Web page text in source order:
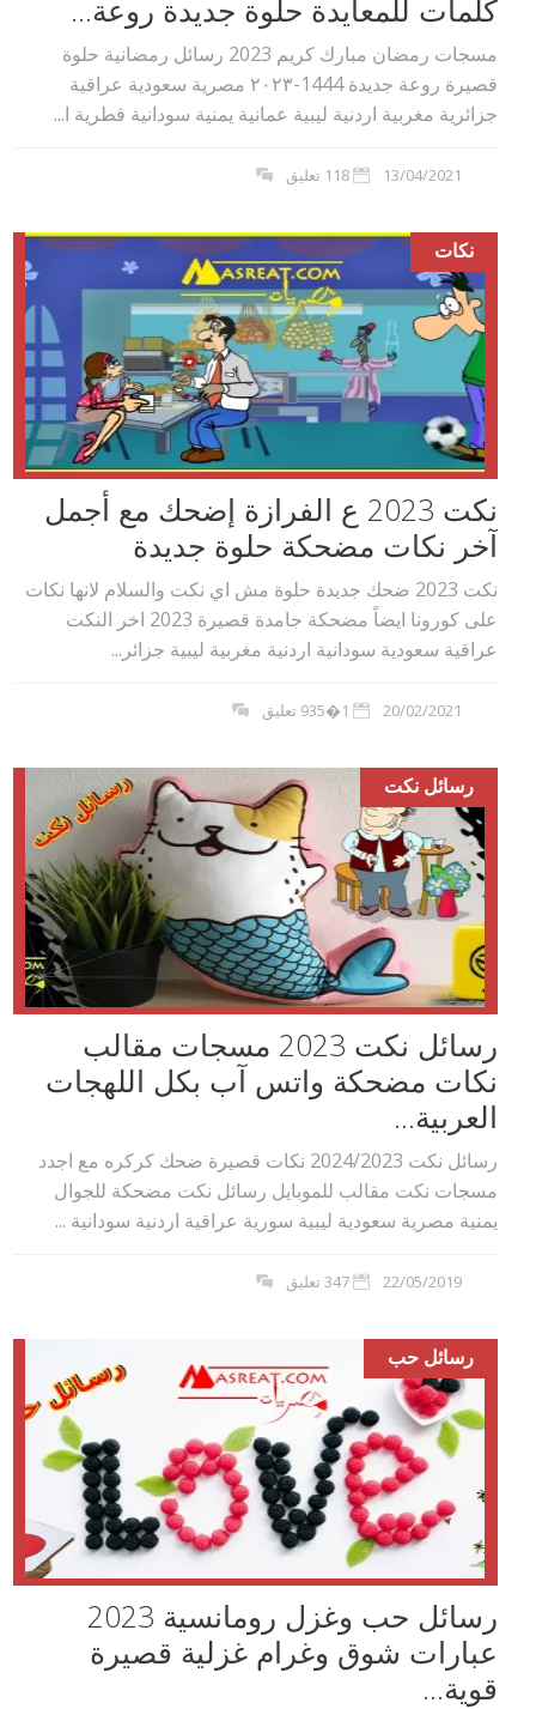
كلمات للمعايدة حلوة جديدة روعة...
مسجات رمضان مبارك كريم 2023 رسائل رمضانية حلوة
قصيرة روعة جديدة 1444-٢٠٢۳ مصرية سعودية عراقية
جزائرية مغربية اردنية ليبية عمانية يمنية سودانية قطرية ا...
13/04/2021 118 تعليق
نكات
نكت 2023 ع الفرازة إضحك مع أجمل
آخر نكات مضحكة حلوة جديدة
نكت 2023 ضحك جديدة حلوة مش اي نكت والسلام لانها نكات
على كورونا ايضاً مضحكة جامدة قصيرة 2023 اخر النكت
عراقية سعودية سودانية اردنية مغربية ليبية جزائر...
20/02/2021 1�935 تعليق
رسائل نكت
رسائل نكت 2023 مسجات مقالب
نكات مضحكة واتس آب بكل اللهجات
العربية...
رسائل نكت 2024/2023 نكات قصيرة ضحك كركره مع اجدد
مسجات نكت مقالب للموبايل رسائل نكت مضحكة للجوال
يمنية مصرية سعودية ليبية سورية عراقية اردنية سودانية ...
22/05/2019 347 تعليق
رسائل حب
رسائل حب وغزل رومانسية 2023
عبارات شوق وغرام غزلية قصيرة
قوية...